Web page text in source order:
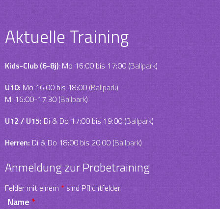
Aktuelle Training
Kids-Club (6-8j): Mo 16:00 bis 17:00 (Ballpark)
U10:Mo 16:00 bis 18:00 (Ballpark)
Mi 16:00-17:30 (Ballpark)
U12 / U15: Di & Do 17:00 bis 19:00 (Ballpark)
Herren:Di & Do 18:00 bis 20:00 (Ballpark)
Anmeldung zur Probetraining
Felder mit einem *sind Pflichtfelder
Name *